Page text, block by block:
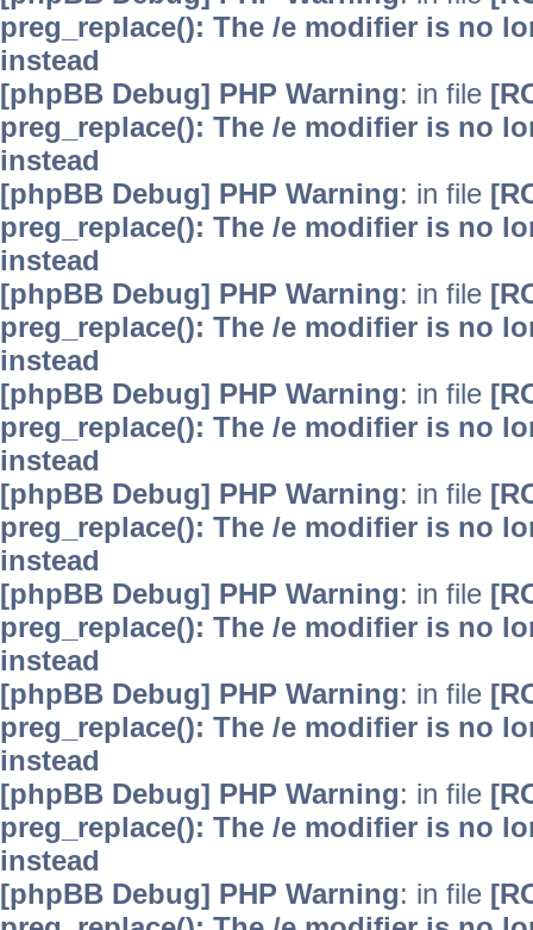
preg_replace(): The /e modifier is no
instead
[phpBB Debug] PHP Warning: in file
preg_replace(): The /e modifier is no
instead
[phpBB Debug] PHP Warning: in file
preg_replace(): The /e modifier is no
instead
[phpBB Debug] PHP Warning: in file
preg_replace(): The /e modifier is no
instead
[phpBB Debug] PHP Warning: in file
preg_replace(): The /e modifier is no
instead
[phpBB Debug] PHP Warning: in file
preg_replace(): The /e modifier is no
instead
[phpBB Debug] PHP Warning: in file
preg_replace(): The /e modifier is no
instead
[phpBB Debug] PHP Warning: in file
preg_replace(): The /e modifier is no
instead
[phpBB Debug] PHP Warning: in file
preg_replace(): The /e modifier is no
instead
[phpBB Debug] PHP Warning: in file